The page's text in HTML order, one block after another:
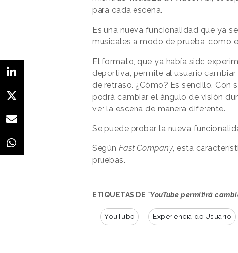
para cada escena.
Es una nueva funcionalidad que ya
musicales a modo de prueba, como
El formato, que ya había sido
deportiva, permite al usuario
de retraso. ¿Cómo? Es sencillo. Con
podrá cambiar el ángulo de visión
ver la escena de manera diferente.
Se puede probar la nueva
Según Fast Company , esta
pruebas.
ETIQUETAS DE "YouTube permitirá
YouTube Experiencia de Usuario